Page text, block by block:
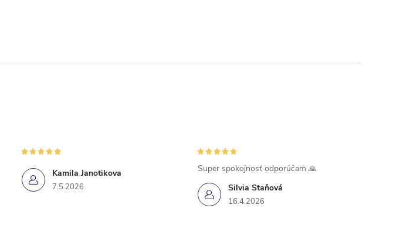
Kamila Janotikova
7.5.2026 Silvia Staňová
16.4.2026
Super spokojnosť odporúčam 🙏